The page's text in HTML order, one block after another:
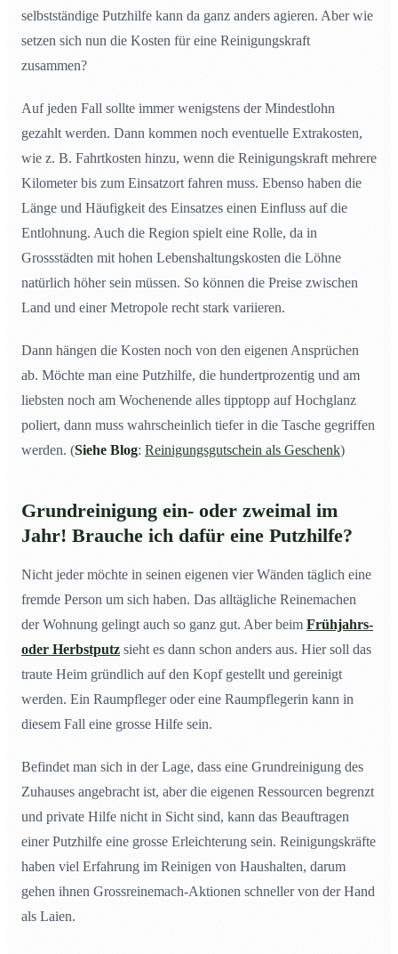
selbstständige Putzhilfe kann da ganz anders agieren. Aber wie
setzen sich nun die Kosten für eine Reinigungskraft
zusammen?
Auf jeden Fall sollte immer wenigstens der Mindestlohn
gezahlt werden. Dann kommen noch eventuelle Extrakosten,
wie z. B. Fahrtkosten hinzu, wenn die Reinigungskraft mehrere
Kilometer bis zum Einsatzort fahren muss. Ebenso haben die
Länge und Häufigkeit des Einsatzes einen Einfluss auf die
Entlohnung. Auch die Region spielt eine Rolle, da in
Grossstädten mit hohen Lebenshaltungskosten die Löhne
natürlich höher sein müssen. So können die Preise zwischen
Land und einer Metropole recht stark variieren.
Dann hängen die Kosten noch von den eigenen Ansprüchen
ab. Möchte man eine Putzhilfe, die hundertprozentig und am
liebsten noch am Wochenende alles tipptopp auf Hochglanz
poliert, dann muss wahrscheinlich tiefer in die Tasche gegriffen
werden. (Siehe Blog: Reinigungsgutschein als Geschenk)
Grundreinigung ein- oder zweimal im
Jahr! Brauche ich dafür eine Putzhilfe?
Nicht jeder möchte in seinen eigenen vier Wänden täglich eine
fremde Person um sich haben. Das alltägliche Reinemachen
der Wohnung gelingt auch so ganz gut. Aber beim Frühjahrs-
oder Herbstputz sieht es dann schon anders aus. Hier soll das
traute Heim gründlich auf den Kopf gestellt und gereinigt
werden. Ein Raumpfleger oder eine Raumpflegerin kann in
diesem Fall eine grosse Hilfe sein.
Befindet man sich in der Lage, dass eine Grundreinigung des
Zuhauses angebracht ist, aber die eigenen Ressourcen begrenzt
und private Hilfe nicht in Sicht sind, kann das Beauftragen
einer Putzhilfe eine grosse Erleichterung sein. Reinigungskräfte
haben viel Erfahrung im Reinigen von Haushalten, darum
gehen ihnen Grossreinemach-Aktionen schneller von der Hand
als Laien.